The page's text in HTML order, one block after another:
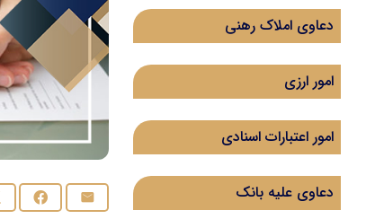
دعاوی املاک رهنی
امور ارزی
امور اعتبارات اسنادی
دعاوی علیه بانک